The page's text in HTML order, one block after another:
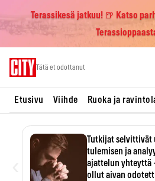
Terassikesä jatkuu! 🍺 Katso
Tätä et odottanut
Etusivu Viihde Ruoka ja
Tutkijat selvittivät
tulemisen ja
ajattelun yhteyttä
ollut aivan